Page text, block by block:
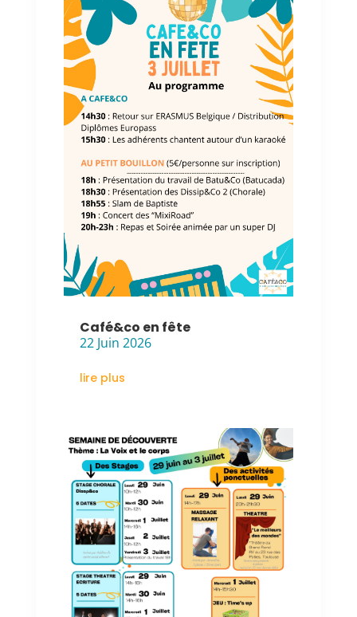
Café&co en fête
22 Juin 2026
lire plus